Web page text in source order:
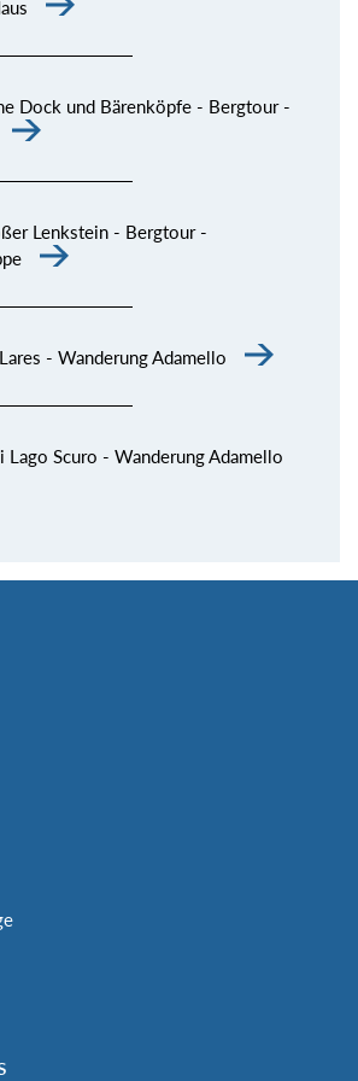
Dock und Bärenköpfe - Bergtour -
Lenkstein - Bergtour -
- Wanderung Adamello
Lago Scuro - Wanderung Adamello